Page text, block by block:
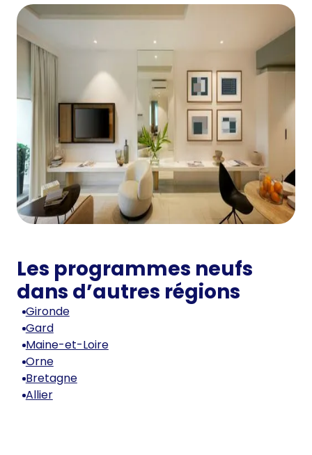
Les programmes neufs
dans d’autres régions
Gironde
Gard
Maine-et-Loire
Orne
Bretagne
Allier